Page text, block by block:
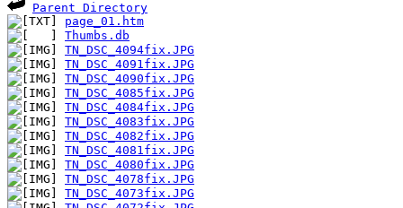
Parent Directory
page_01.htm
Thumbs.db
TN_DSC_4094fix.JPG
TN_DSC_4091fix.JPG
TN_DSC_4090fix.JPG
TN_DSC_4085fix.JPG
TN_DSC_4084fix.JPG
TN_DSC_4083fix.JPG
TN_DSC_4082fix.JPG
TN_DSC_4081fix.JPG
TN_DSC_4080fix.JPG
TN_DSC_4078fix.JPG
TN_DSC_4073fix.JPG